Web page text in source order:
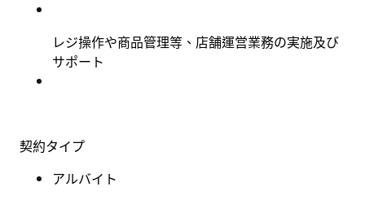
レジ操作や商品管理等、店舗運営業務の実施及び
サポート
契約タイプ
アルバイト